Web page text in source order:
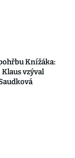
Knížáka:
vzýval